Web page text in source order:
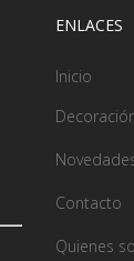
ENLACES
Inicio
Contacto
Quienes